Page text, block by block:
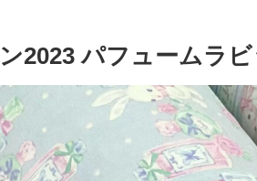
2023 パフュームラビ